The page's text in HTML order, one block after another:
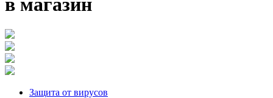
в магазин
Защита от вирусов